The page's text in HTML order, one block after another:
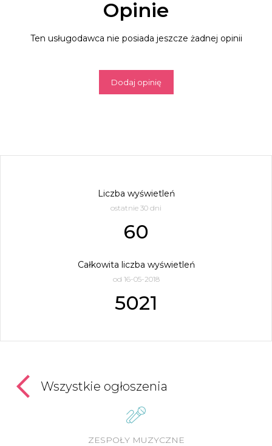
Opinie
Ten usługodawca nie posiada jeszcze żadnej opinii
Dodaj opinię
Liczba wyświetleń
ostatnie 30 dni
60
Całkowita liczba wyświetleń
od 16-05-2018
5021
Wszystkie ogłoszenia
ZESPOŁY MUZYCZNE